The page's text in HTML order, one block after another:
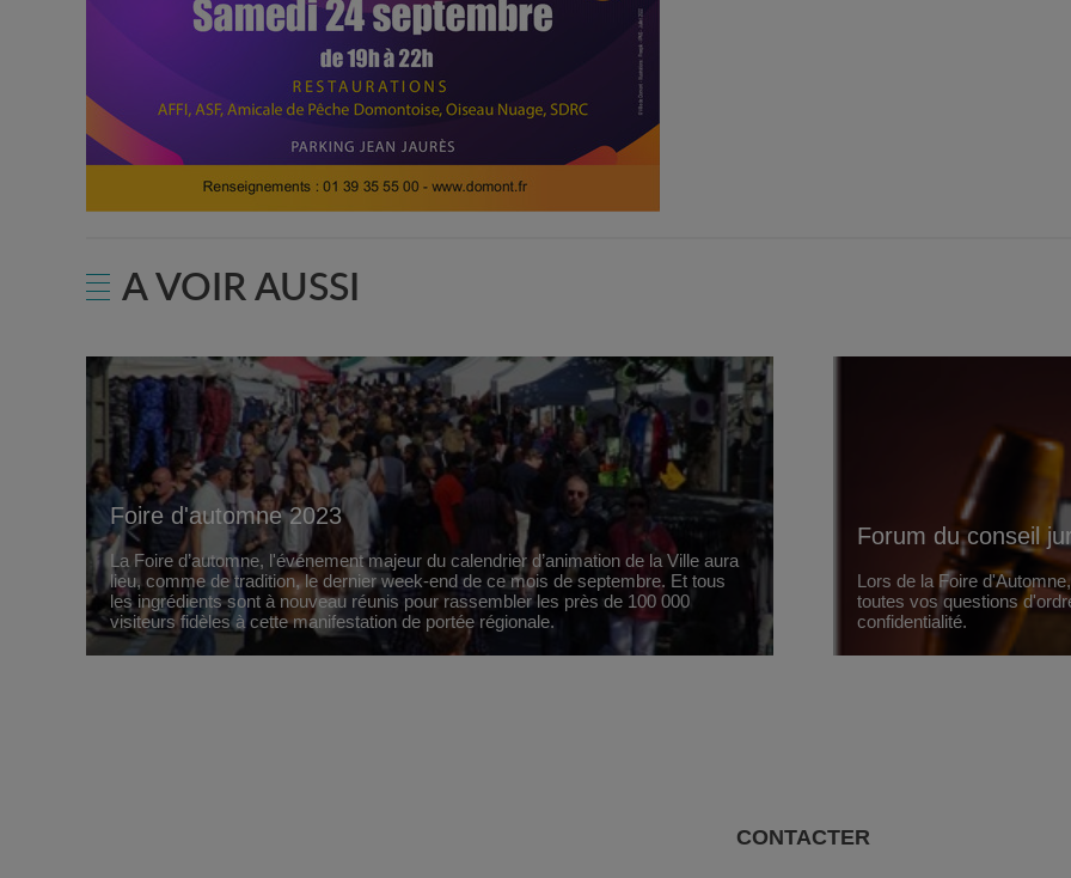
A VOIR AUSSI
Foire d'automne 2023
La Foire d’automne, l'événement majeur du calendrier d’animation de la Ville aura
lieu, comme de tradition, le dernier week-end de ce mois de septembre. Et tous
les ingrédients sont à nouveau réunis pour rassembler les près de 100 000
visiteurs fidèles à cette manifestation de portée régionale.
Forum du conseil
Lors de la Foire
toutes vos questions
confidentialité.
CONTACTER